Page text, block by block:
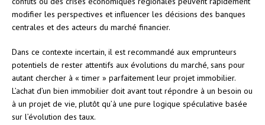
modifier les perspectives et influencer les décisions des banques
centrales et des acteurs du marché financier.
Dans ce contexte incertain, il est recommandé aux emprunteurs
potentiels de rester attentifs aux évolutions du marché, sans pour
autant chercher à « timer » parfaitement leur projet immobilier.
L’achat d’un bien immobilier doit avant tout répondre à un besoin ou
à un projet de vie, plutôt qu’à une pure logique spéculative basée
sur l’évolution des taux.